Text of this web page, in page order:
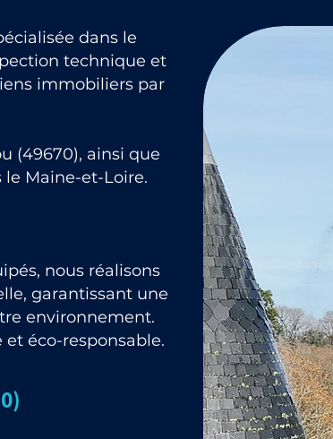
dans le
technique et
immobiliers par
(49670), ainsi que
Maine-et-Loire.
nous réalisons
garantissant une
environnement.
éco-responsable.